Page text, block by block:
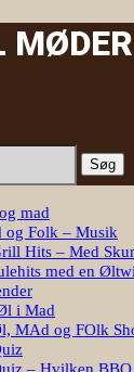
mad
og Folk – Musik
Hits – Med
med en
i Mad
MAd og FOlk